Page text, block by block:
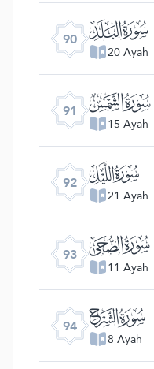
90 ﰇ
20 Ayah
91 ﰈ
15 Ayah
92 ﰉ
21 Ayah
93 ﰊ
11 Ayah
94 ﰋ
8 Ayah